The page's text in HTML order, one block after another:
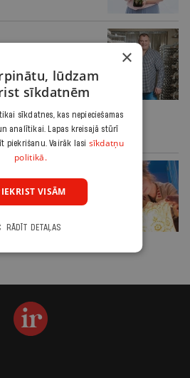
×
lūdzam
sīkdatnēm
sīkdatnes, kas nepieciešamas
analītikai. Lapas kreisajā stūrī
piekrišanu. Vairāk lasi sīkdatņu
politikā.
VISĀM
RĀDĪT DETAĻAS